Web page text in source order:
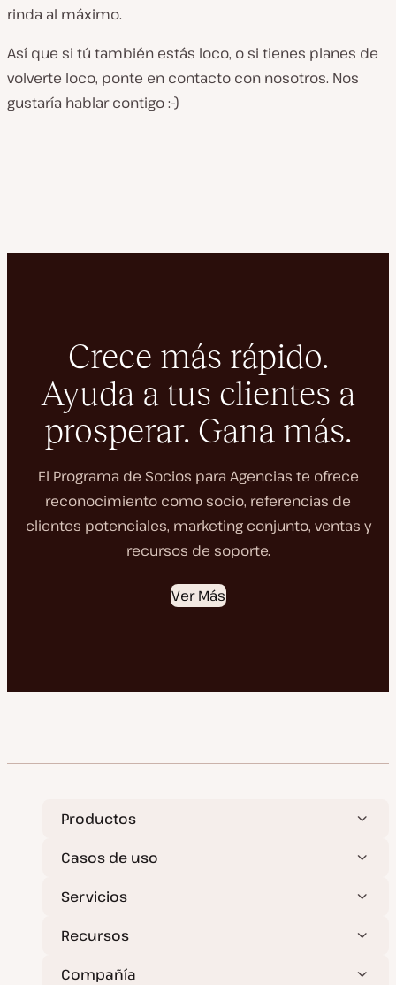
rinda al máximo.
Así que si tú también estás loco, o si tienes planes de
volverte loco, ponte en contacto con nosotros. Nos
gustaría hablar contigo :-)
Crece más rápido.
Ayuda a tus clientes a
prosperar. Gana más.
El Programa de Socios para Agencias te ofrece
reconocimiento como socio, referencias de
clientes potenciales, marketing conjunto, ventas y
recursos de soporte.
Ver Más
Productos
Casos de uso
Servicios
Recursos
Compañía